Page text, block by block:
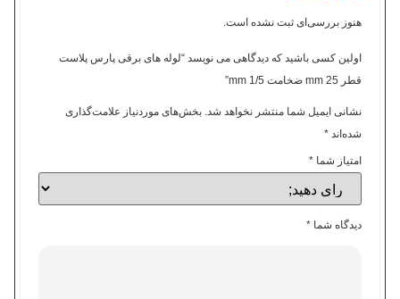
هنوز بررسی‌ای ثبت نشده است.
اولین کسی باشید که دیدگاهی می نویسد “لوله های برقی پارس پلاست
قطر 25 mm ضخامت 1/5 mm”
نشانی ایمیل شما منتشر نخواهد شد. بخش‌های موردنیاز علامت‌گذاری
شده‌اند *
امتیاز شما *
دیدگاه شما *